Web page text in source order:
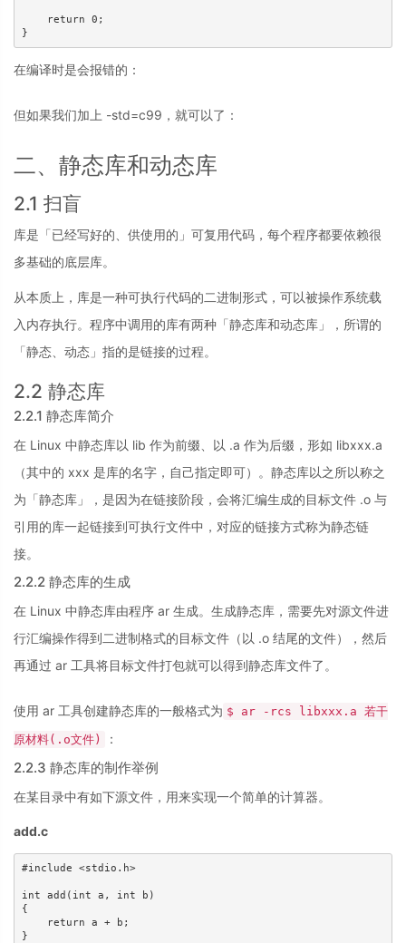
    return 0;
}
在编译时是会报错的：
但如果我们加上 -std=c99，就可以了：
二、静态库和动态库
2.1 扫盲
库是「已经写好的、供使用的」可复用代码，每个程序都要依赖很
多基础的底层库。
从本质上，库是一种可执行代码的二进制形式，可以被操作系统载
入内存执行。程序中调用的库有两种「静态库和动态库」，所谓的
「静态、动态」指的是链接的过程。
2.2 静态库
2.2.1 静态库简介
在 Linux 中静态库以 lib 作为前缀、以 .a 作为后缀，形如 libxxx.a
（其中的 xxx 是库的名字，自己指定即可）。静态库以之所以称之
为「静态库」，是因为在链接阶段，会将汇编生成的目标文件 .o 与
引用的库一起链接到可执行文件中，对应的链接方式称为静态链
接。
2.2.2 静态库的生成
在 Linux 中静态库由程序 ar 生成。生成静态库，需要先对源文件进
行汇编操作得到二进制格式的目标文件（以 .o 结尾的文件），然后
再通过 ar 工具将目标文件打包就可以得到静态库文件了。
使用 ar 工具创建静态库的一般格式为 $ ar -rcs libxxx.a 若干
原材料(.o文件) ：
2.2.3 静态库的制作举例
在某目录中有如下源文件，用来实现一个简单的计算器。
add.c
#include <stdio.h>
int add(int a, int b)
{
    return a + b;
}